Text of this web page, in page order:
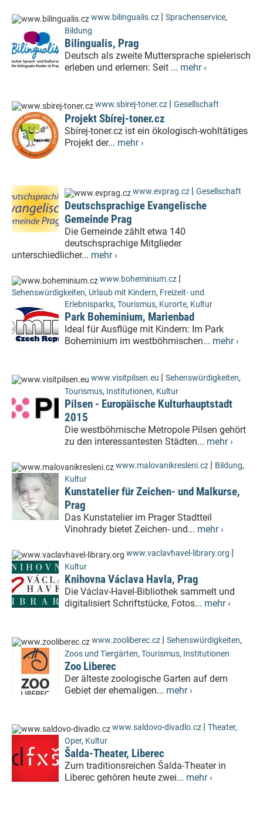
www.bilingualis.cz Sprachenservice,
Bildung
Bilingualis, Prag
Deutsch als zweite Muttersprache spielerisch
erleben und erlernen: Seit ... mehr ›
www.sbirej-toner.cz Gesellschaft
Projekt Sbírej-toner.cz
Sbírej-toner.cz ist ein ökologisch-wohltätiges
Projekt der... mehr ›
www.evprag.cz Gesellschaft
Deutschsprachige Evangelische
Gemeinde Prag
Die Gemeinde zählt etwa 140
deutschsprachige Mitglieder
unterschiedlicher... mehr ›
www.boheminium.cz
Sehenswürdigkeiten, Urlaub mit Kindern, Freizeit- und
Erlebnisparks, Tourismus, Kurorte, Kultur
Park Boheminium, Marienbad
Ideal für Ausflüge mit Kindern: Im Park
Boheminium im westböhmischen... mehr ›
www.visitpilsen.eu Sehenswürdigkeiten,
Tourismus, Institutionen, Kultur
Pilsen - Europäische Kulturhauptstadt
2015
Die westböhmische Metropole Pilsen gehört
zu den interessantesten Städten... mehr ›
www.malovanikresleni.cz Bildung,
Kultur
Kunstatelier für Zeichen- und Malkurse,
Prag
Das Kunstatelier im Prager Stadtteil
Vinohrady bietet Zeichen- und... mehr ›
www.vaclavhavel-library.org
Kultur
Knihovna Václava Havla, Prag
Die Václav-Havel-Bibliothek sammelt und
digitalisiert Schriftstücke, Fotos... mehr ›
www.zooliberec.cz Sehenswürdigkeiten,
Zoos und Tiergärten, Tourismus, Institutionen
Zoo Liberec
Der älteste zoologische Garten auf dem
Gebiet der ehemaligen... mehr ›
www.saldovo-divadlo.cz
Theater,
Oper, Kultur
Šalda-Theater, Liberec
Zum traditionsreichen Šalda-Theater in
Liberec gehören heute zwei... mehr ›